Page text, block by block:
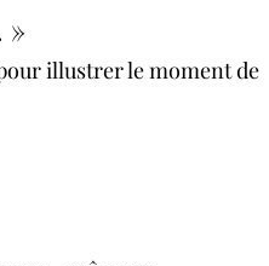
»
illustrer le moment de